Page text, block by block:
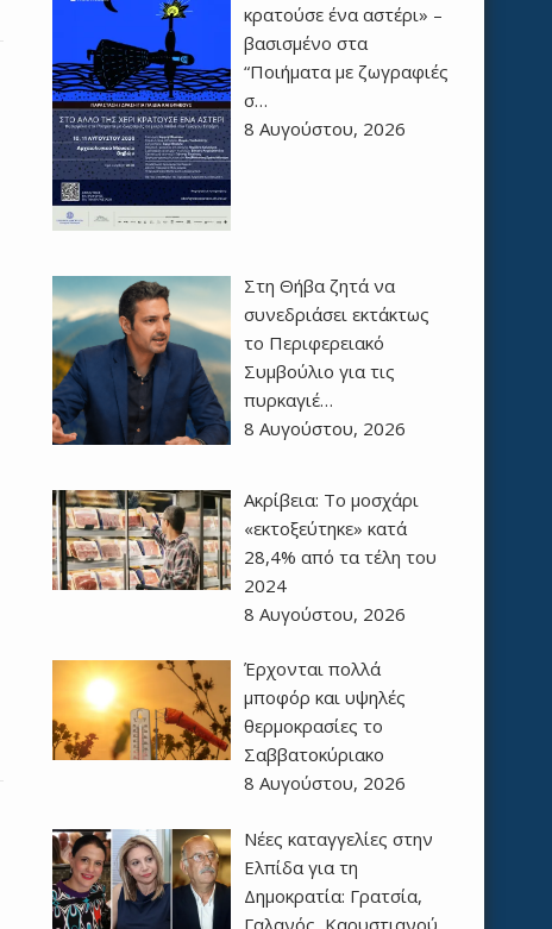
κρατούσε ένα αστέρι» –
βασισμένο στα
“Ποιήματα με ζωγραφιές
σ…
8 Αυγούστου, 2026
Στη Θήβα ζητά να
συνεδριάσει εκτάκτως
το Περιφερειακό
Συμβούλιο για τις
πυρκαγιέ…
8 Αυγούστου, 2026
Ακρίβεια: Το μοσχάρι
«εκτοξεύτηκε» κατά
28,4% από τα τέλη του
2024
8 Αυγούστου, 2026
Έρχονται πολλά
μποφόρ και υψηλές
θερμοκρασίες το
Σαββατοκύριακο
8 Αυγούστου, 2026
Νέες καταγγελίες στην
Ελπίδα για τη
Δημοκρατία: Γρατσία,
Γαλανός, Καρυστιανού